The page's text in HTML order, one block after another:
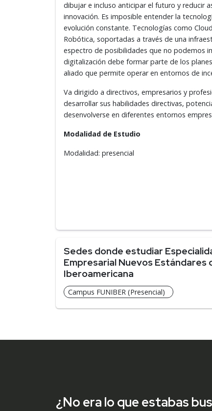
dibujar e incluso anticipar el futuro y reducir
innovación. Es imposible entender la
evolución constante. Tecnologías como
Robótica, soportadas a través de una
espectro de posibilidades que no podemos
digitalización debe formar parte de los
aliado que permite operar en entornos de
Va dirigido a directivos, empresarios y
desarrollar sus habilidades directivas,
desenvolverse en diferentes entornos
Modalidad de Estudio
Modalidad: presencial
Sedes donde estudiar
Empresarial Nuevos Estándares
Iberoamericana
Campus FUNIBER (Presencial)
¿No era lo que estabas